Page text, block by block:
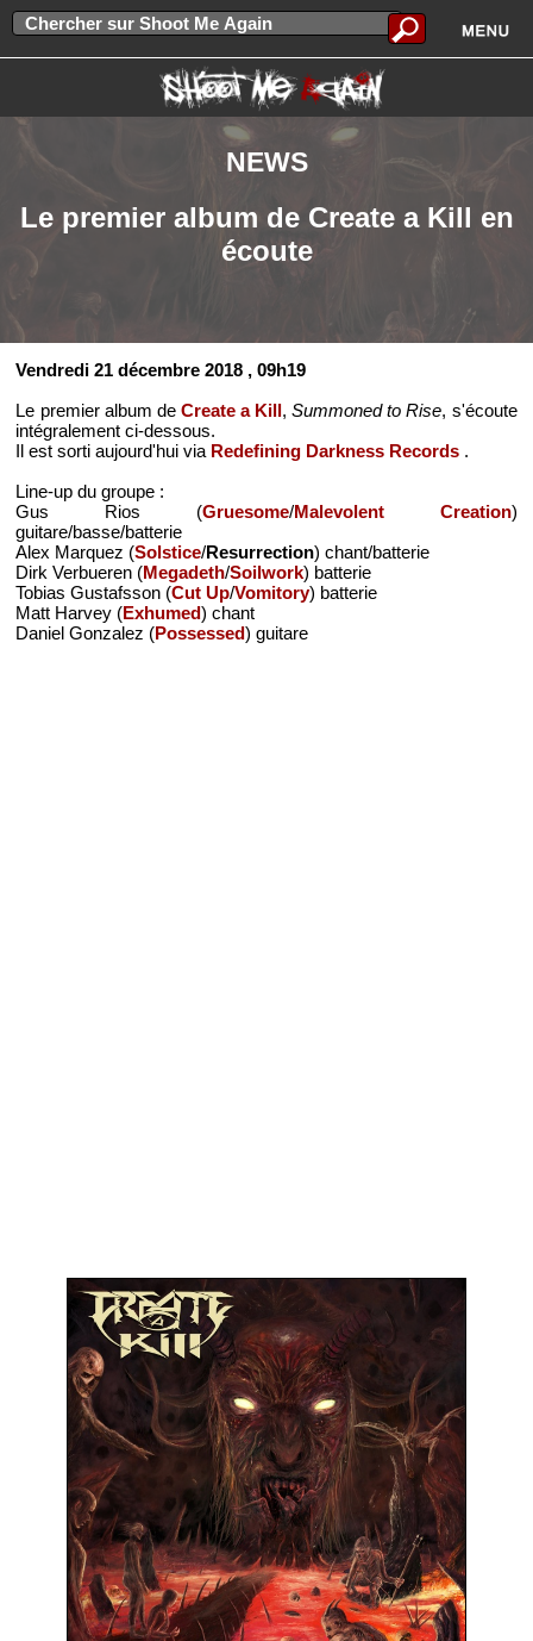
NEWS
Le premier album de Create a Kill en
écoute
Vendredi 21 décembre 2018 , 09h19
Le premier album de Create a Kill,Summoned to Rise, s'écoute
intégralement ci-dessous.
Il est sorti aujourd'hui via Redefining Darkness Records .
Line-up du groupe :
Gus Rios (Gruesome/Malevolent Creation)
guitare/basse/batterie
Alex Marquez (Solstice/Resurrection) chant/batterie
Dirk Verbueren (Megadeth/Soilwork) batterie
Tobias Gustafsson (Cut Up/Vomitory) batterie
Matt Harvey (Exhumed) chant
Daniel Gonzalez (Possessed) guitare